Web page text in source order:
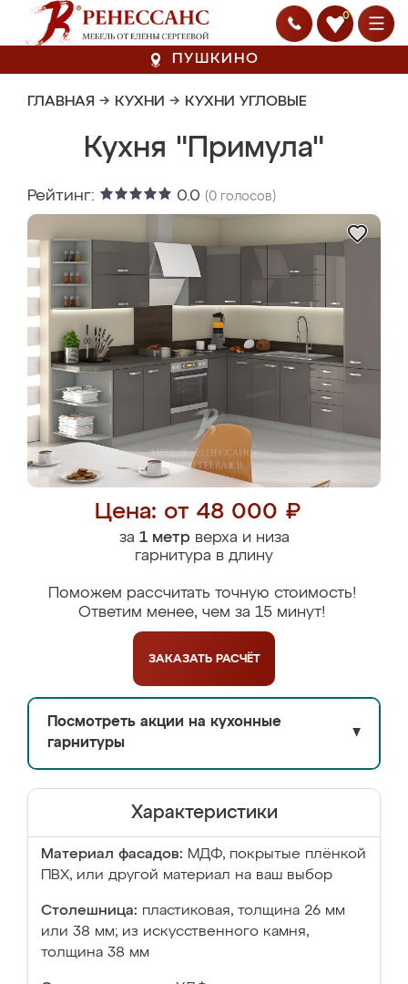
0
ПУШКИНО
ГЛАВНАЯ → КУХНИ → КУХНИ УГЛОВЫЕ
Кухня "Примула"
Рейтинг: 0.0 (0 голосов)
Цена: от 48 000 ₽
за 1 метрверха и низа
гарнитура в длину
Поможем рассчитать точную стоимость!
Ответим менее, чем за 15 минут!
ЗАКАЗАТЬ РАСЧЁТ
Посмотреть акции на кухонные
гарнитуры
▼
Характеристики
Материал фасадов: МДФ, покрытые плёнкой
ПВХ, или другой материал на ваш выбор
Столешница: пластиковая, толщина 26 мм
или 38 мм; из искусственного камня,
толщина 38 мм